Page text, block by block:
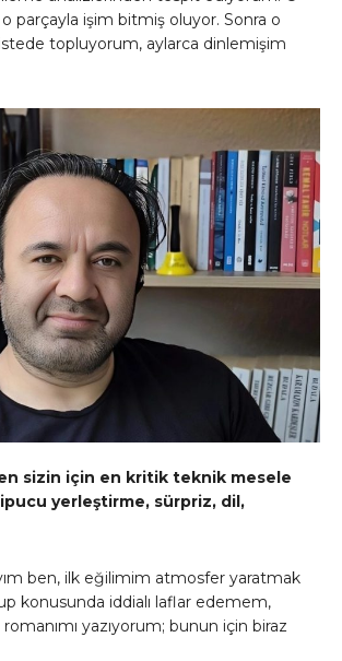
parçayla işim bitmiş oluyor. Sonra o
listede topluyorum, aylarca dinlemişim
sizin için en kritik teknik mesele
yerleştirme, sürpriz, dil,
ben, ilk eğilimim atmosfer yaratmak
konusunda iddialı laflar edemem,
yazıyorum; bunun için biraz